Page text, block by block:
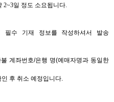
2~3일 정도 소요됩니다.
필수 기재 정보를 작성하셔서 발송
계좌번호/은행 명(예매자명과 동일한
후 취소 예정입니다.